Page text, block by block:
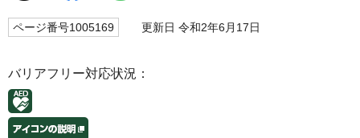
ページ番号1005169 更新日 令和2年6月17日
バリアフリー対応状況：